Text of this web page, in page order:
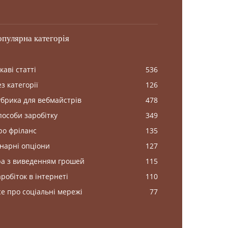
категорія
статті
536
категорії
126
для вебмайстрів
478
заробітку
349
фріланс
135
опціони
127
з виведенням грошей
115
в інтернеті
110
про соціальні мережі
77